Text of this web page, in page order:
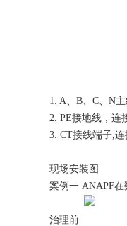
1. A、B、C、N
2. PE接地线，连
3. CT接线端子,
现场安装图
案例一 ANAPF
治理前